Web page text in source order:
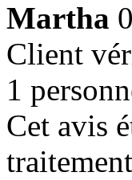
Martha
Client
1
Cet avis